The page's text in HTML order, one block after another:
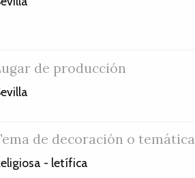
de producción
de decoración o temática
- letífica